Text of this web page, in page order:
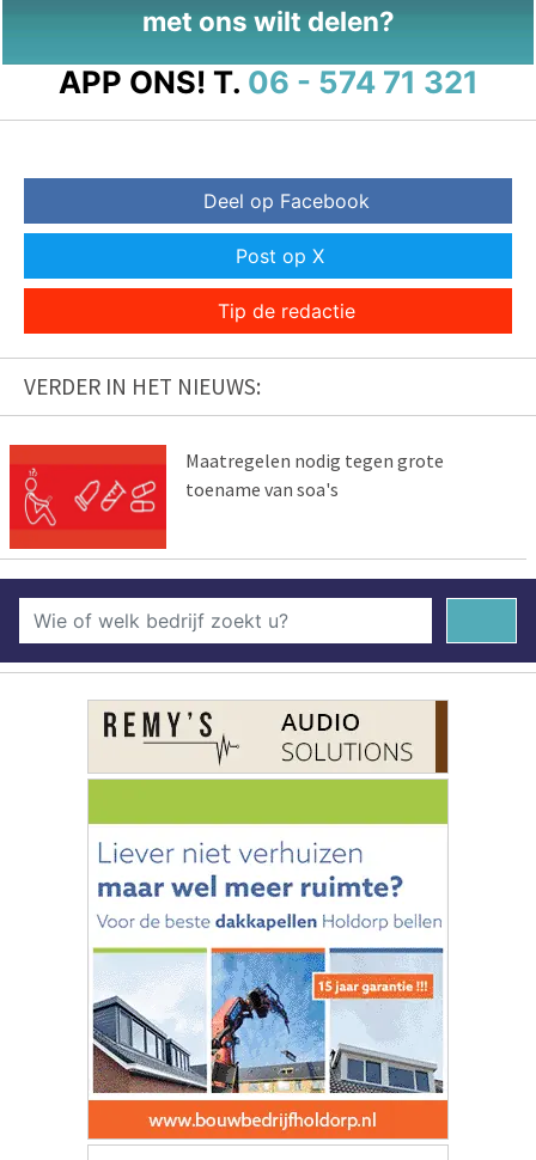
met ons wilt delen?
APP ONS! T. 06 - 574 71 321
Deel op Facebook
Post op X
Tip de redactie
VERDER IN HET NIEUWS:
Maatregelen nodig tegen grote
toename van soa's